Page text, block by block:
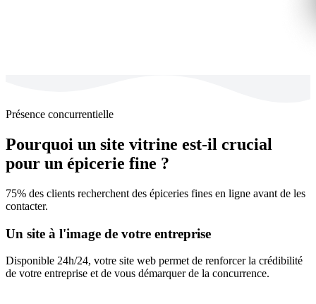
Présence concurrentielle
Pourquoi un site vitrine est-il crucial
pour un épicerie fine ?
75% des clients recherchent des épiceries fines en ligne avant de les
contacter.
Un site à l'image de votre entreprise
Disponible 24h/24, votre site web permet de renforcer la crédibilité
de votre entreprise et de vous démarquer de la concurrence.